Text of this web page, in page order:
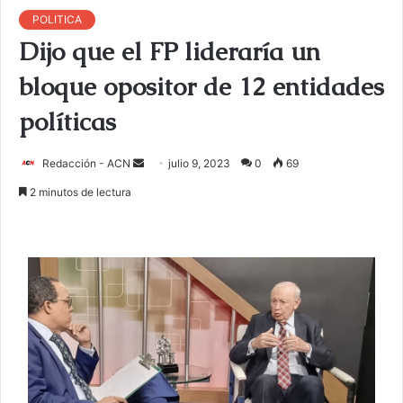
POLITICA
Dijo que el FP lideraría un
bloque opositor de 12 entidades
políticas
Redacción - ACN
r
u
n
o
r
julio 9, 2023 0 69
2 minutos de lectura